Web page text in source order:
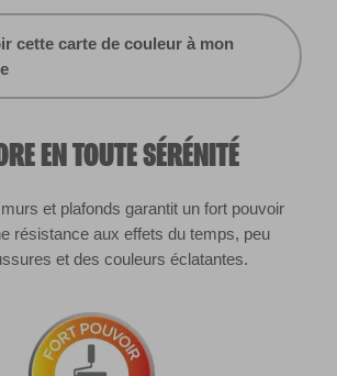
cette carte de couleur à mon
EN TOUTE SÉRÉNITÉ
et plafonds garantit un fort pouvoir
résistance aux effets du temps, peu
et des couleurs éclatantes.